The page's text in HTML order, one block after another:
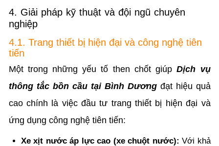
4. Giải pháp kỹ thuật và đội ngũ chuyên
nghiệp
4.1. Trang thiết bị hiện đại và công nghệ tiên
tiến
Một trong những yếu tố then chốt giúpDịch vụ
thông tắc bồn cầu tại Bình Dươngđạt hiệu quả
cao chính là việc đầu tư trang thiết bị hiện đại và
ứng dụng công nghệ tiên tiến:
Xe xịt nước áp lực cao (xe chuột nước): Với khả